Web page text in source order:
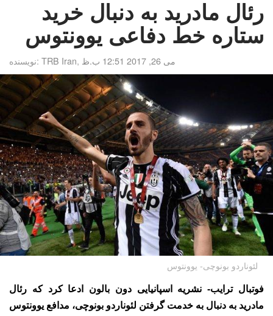
رئال مادرید به دنبال خرید
ستاره خط دفاعی یوونتوس
نویسنده:TRB Iran, می 26, 2017 12:51 ب.ظ
لئوناردو بونوچی- یوونتوس
فوتبال ترایب- نشریه اسپانیایی دون بالون ادعا کرد که رئال
مادرید به دنبال به خدمت گرفتن لئوناردو بونوچی، مدافع یوونتوس